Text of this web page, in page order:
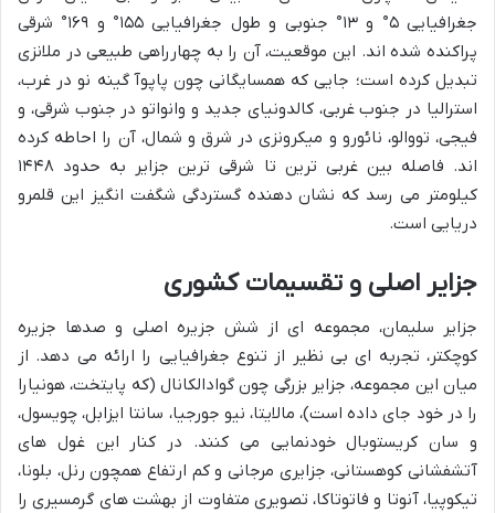
جغرافیایی ۵° و ۱۳° جنوبی و طول جغرافیایی ۱۵۵° و ۱۶۹° شرقی
پراکنده شده اند. این موقعیت، آن را به چهارراهی طبیعی در ملانزی
تبدیل کرده است؛ جایی که همسایگانی چون پاپوآ گینه نو در غرب،
استرالیا در جنوب غربی، کالدونیای جدید و وانواتو در جنوب شرقی، و
فیجی، تووالو، نائورو و میکرونزی در شرق و شمال، آن را احاطه کرده
اند. فاصله بین غربی ترین تا شرقی ترین جزایر به حدود ۱۴۴۸
کیلومتر می رسد که نشان دهنده گستردگی شگفت انگیز این قلمرو
دریایی است.
جزایر اصلی و تقسیمات کشوری
جزایر سلیمان، مجموعه ای از شش جزیره اصلی و صدها جزیره
کوچکتر، تجربه ای بی نظیر از تنوع جغرافیایی را ارائه می دهد. از
میان این مجموعه، جزایر بزرگی چون گوادالکانال (که پایتخت، هونیارا
را در خود جای داده است)، مالایتا، نیو جورجیا، سانتا ایزابل، چویسول،
و سان کریستوبال خودنمایی می کنند. در کنار این غول های
آتشفشانی کوهستانی، جزایری مرجانی و کم ارتفاع همچون رنل، بلونا،
تیکوپیا، آنوتا و فاتوتاکا، تصویری متفاوت از بهشت های گرمسیری را